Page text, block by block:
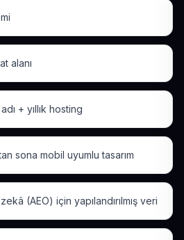
alanı
+ yıllık hosting
sona mobil uyumlu tasarım
(AEO) için yapılandırılmış veri